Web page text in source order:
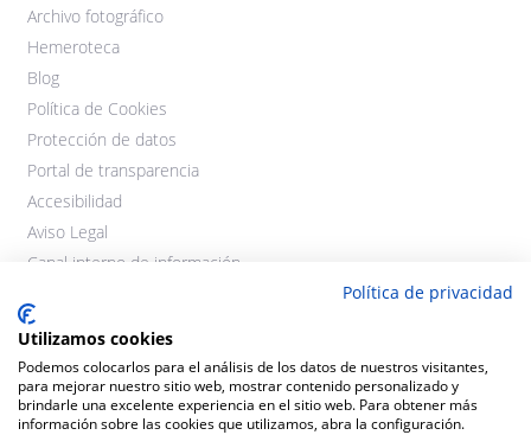
Archivo fotográfico
Hemeroteca
Blog
Política de Cookies
Protección de datos
Portal de transparencia
Accesibilidad
Aviso Legal
Canal interno de información
Política de privacidad
Utilizamos cookies
Podemos colocarlos para el análisis de los datos de nuestros visitantes,
para mejorar nuestro sitio web, mostrar contenido personalizado y
brindarle una excelente experiencia en el sitio web. Para obtener más
información sobre las cookies que utilizamos, abra la configuración.